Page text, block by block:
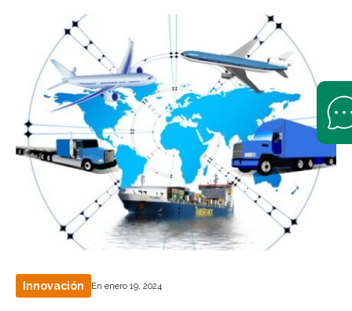
Innovación En enero 19, 2024